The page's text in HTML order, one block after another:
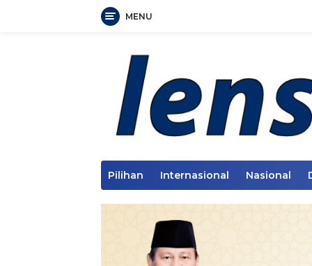
MENU
Pilihan Internasional Nasional